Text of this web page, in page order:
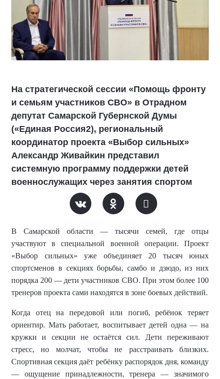
На стратегической сессии «Помощь фронту
и семьям участников СВО» в Отрадном
депутат Самарской Губернской Думы
(«Единая Россия2), региональный
координатор проекта «Выбор сильных»
Александр Живайкин представил
системную программу поддержки детей
военнослужащих через занятия спортом
В Самарской области — тысячи семей, где отцы
участвуют в специальной военной операции. Проект
«Выбор сильных» уже объединяет 20 тысяч юных
спортсменов в секциях борьбы, самбо и дзюдо, из них
порядка 200 — дети участников СВО. При этом более 100
тренеров проекта сами находятся в зоне боевых действий.
Когда отец на передовой или погиб, ребёнок теряет
ориентир. Мать работает, воспитывает детей одна — на
кружки и секции не остаётся сил. Дети переживают
стресс, но молчат, чтобы не расстраивать близких.
Спортивная секция даёт ребёнку распорядок дня, команду
— ощущение принадлежности, тренера — значимого